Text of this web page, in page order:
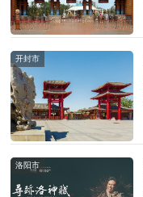
开封市
洛阳市